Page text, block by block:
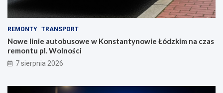
REMONTY TRANSPORT
Nowe linie autobusowe w Konstantynowie Łódzkim na czas
remontu pl. Wolności
7 sierpnia 2026